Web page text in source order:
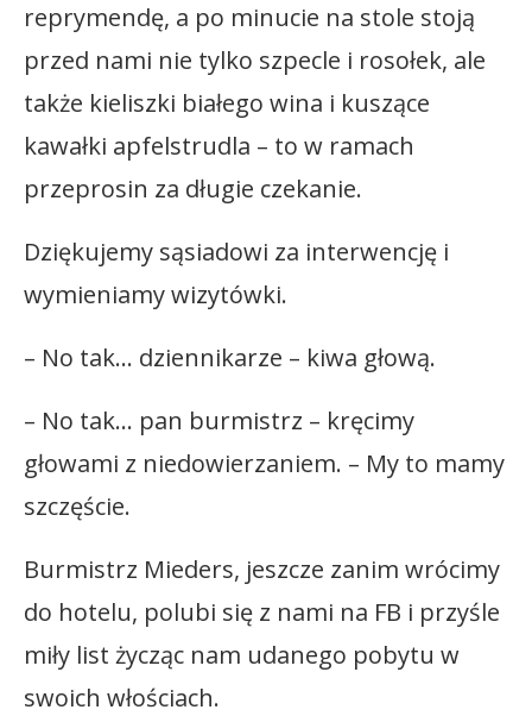
reprymendę, a po minucie na stole stoją
przed nami nie tylko szpecle i rosołek, ale
także kieliszki białego wina i kuszące
kawałki apfelstrudla – to w ramach
przeprosin za długie czekanie.
Dziękujemy sąsiadowi za interwencję i
wymieniamy wizytówki.
– No tak… dziennikarze – kiwa głową.
– No tak… pan burmistrz – kręcimy
głowami z niedowierzaniem. – My to mamy
szczęście.
Burmistrz Mieders, jeszcze zanim wrócimy
do hotelu, polubi się z nami na FB i przyśle
miły list życząc nam udanego pobytu w
swoich włościach.